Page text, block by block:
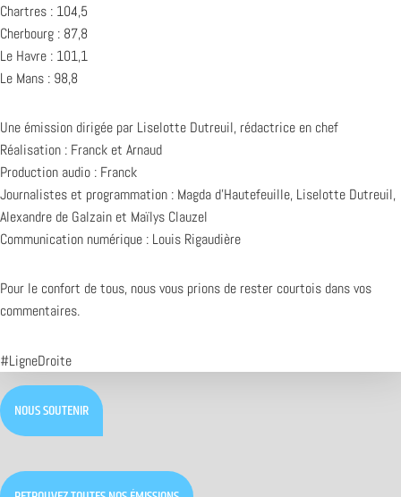
Chartres : 104,5
Cherbourg : 87,8
Le Havre : 101,1
Le Mans : 98,8
Une émission dirigée par Liselotte Dutreuil, rédactrice en chef
Réalisation : Franck et Arnaud
Production audio : Franck
Journalistes et programmation : Magda d’Hautefeuille, Liselotte Dutreuil,
Alexandre de Galzain et Maïlys Clauzel
Communication numérique : Louis Rigaudière
Pour le confort de tous, nous vous prions de rester courtois dans vos
commentaires.
#LigneDroite
NOUS SOUTENIR